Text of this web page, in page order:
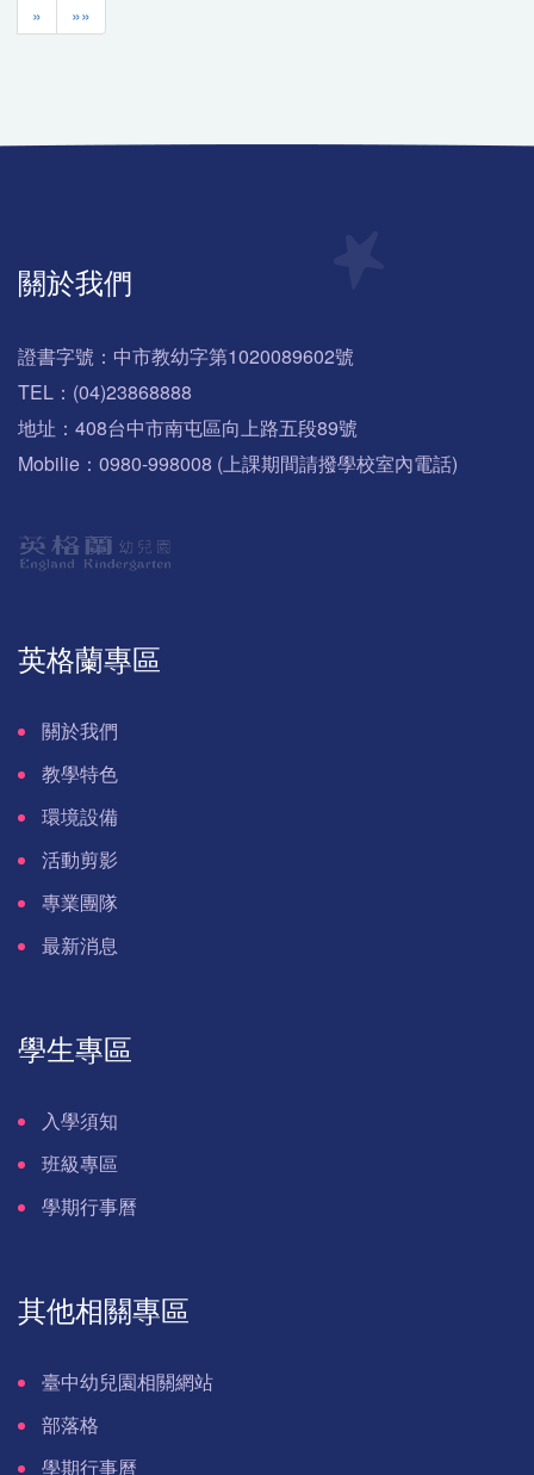
»
»»
關於我們
證書字號：中市教幼字第1020089602號
TEL：(04)23868888
地址：408台中市南屯區向上路五段89號
Mobilie：0980-998008 (上課期間請撥學校室內電話)
英格蘭專區
關於我們
教學特色
環境設備
活動剪影
專業團隊
最新消息
學生專區
入學須知
班級專區
學期行事曆
其他相關專區
臺中幼兒園相關網站
部落格
學期行事曆